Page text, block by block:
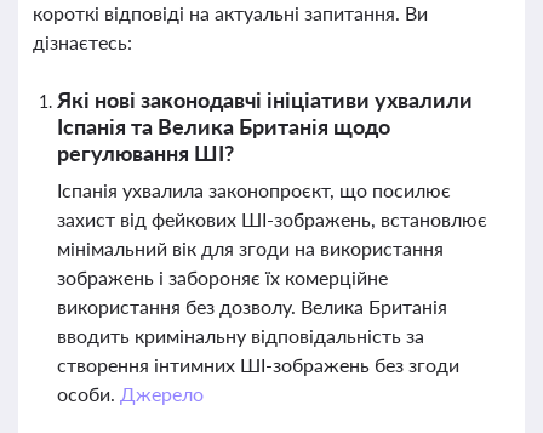
короткі відповіді на актуальні запитання. Ви
дізнаєтесь:
Які нові законодавчі ініціативи ухвалили
Іспанія та Велика Британія щодо
регулювання ШІ?
Іспанія ухвалила законопроєкт, що посилює
захист від фейкових ШІ-зображень, встановлює
мінімальний вік для згоди на використання
зображень і забороняє їх комерційне
використання без дозволу. Велика Британія
вводить кримінальну відповідальність за
створення інтимних ШІ-зображень без згоди
особи. Джерело